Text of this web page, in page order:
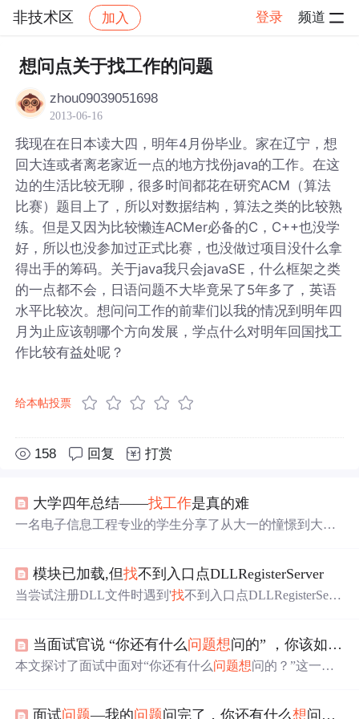
非技术区 加入 登录 频道
社区 非技术区 帖子详情
想问点关于找工作的问题
zhou09039051698
2013-06-16
我现在在日本读大四，明年4月份毕业。家在辽宁，想
回大连或者离老家近一点的地方找份java的工作。在这
边的生活比较无聊，很多时间都花在研究ACM（算法
比赛）题目上了，所以对数据结构，算法之类的比较熟
练。但是又因为比较懒连ACMer必备的C，C++也没学
好，所以也没参加过正式比赛，也没做过项目没什么拿
得出手的筹码。关于java我只会javaSE，什么框架之类
的一点都不会，日语问题不大毕竟呆了5年多了，英语
水平比较次。想问问工作的前辈们以我的情况到明年四
月为止应该朝哪个方向发展，学点什么对明年回国找工
作比较有益处呢？
给本帖投票
158 回复 打赏
大学四年总结——找工作是真的难
一名电子信息工程专业的学生分享了从大一的憧憬到大四
但也从中获得了成长和教训。
模块已加载,但找不到入口点DLLRegisterServer
当尝试注册DLL文件时遇到'找不到入口点DLLRegisterServ
32命令，使用DirectX修复工具，或者执行系统文件检查和
dll强制注册。这些步骤可以帮助修复问题并使DLL文件正
当面试官说 “你还有什么问题想问的” ，你该如何回答？
本文探讨了面试中面对“你还有什么问题想问的？”这一常
面试问题—我的问题问完了，你还有什么想问我的吗？